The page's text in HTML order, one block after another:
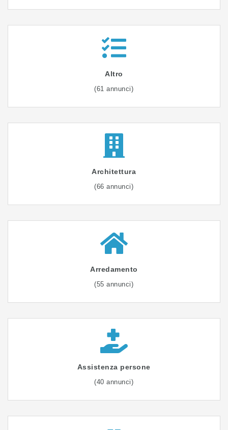
Altro
(61 annunci)
Architettura
(66 annunci)
Arredamento
(55 annunci)
Assistenza persone
(40 annunci)